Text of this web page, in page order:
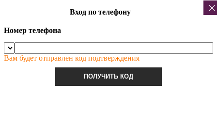
Вход по телефону
Номер телефона
Вам будет отправлен код подтверждения
ПОЛУЧИТЬ КОД